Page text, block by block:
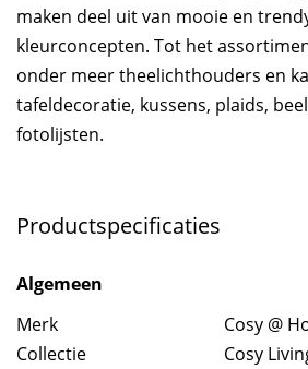
maken deel uit van mooie en
kleurconcepten. Tot het
onder meer theelichthouders en
tafeldecoratie, kussens, plaids,
fotolijsten.
Productspecificaties
Algemeen
Merk
Cosy @
Collectie
Cosy